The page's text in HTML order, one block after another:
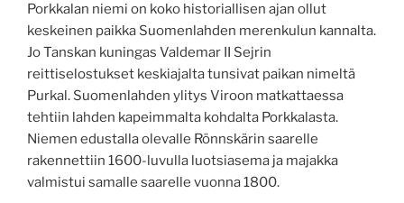
Porkkalan niemi on koko historiallisen ajan ollut
keskeinen paikka Suomenlahden merenkulun kannalta.
Jo Tanskan kuningas Valdemar II Sejrin
reittiselostukset keskiajalta tunsivat paikan nimeltä
Purkal. Suomenlahden ylitys Viroon matkattaessa
tehtiin lahden kapeimmalta kohdalta Porkkalasta.
Niemen edustalla olevalle Rönnskärin saarelle
rakennettiin 1600-luvulla luotsiasema ja majakka
valmistui samalle saarelle vuonna 1800.